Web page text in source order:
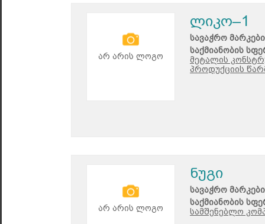
არ არის ლოგო
ლიკო–1
სავაჭრო
საქმიანობის
მეტალის
პროდუქციის
არ არის ლოგო
ნუგი
სავაჭრო
საქმიანობის
სამშენებლო